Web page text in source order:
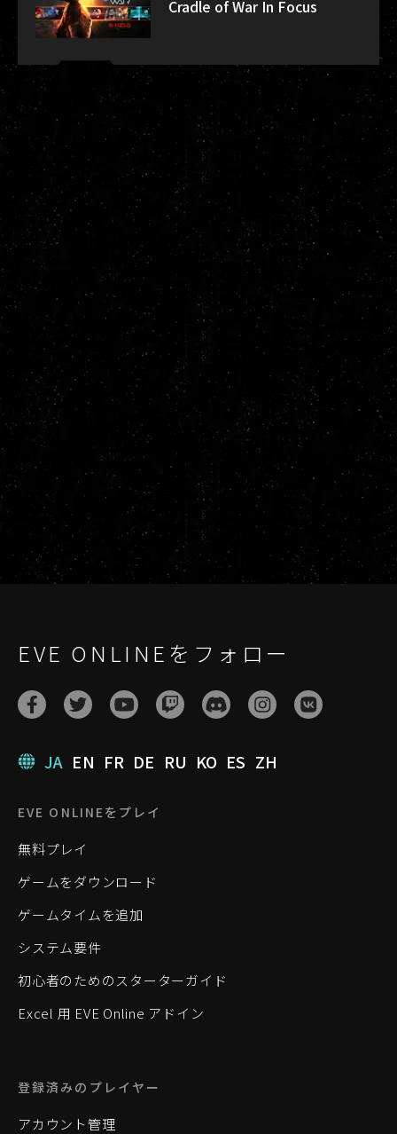
Cradle of War In Focus
EVE ONLINEをフォロー
JA EN FR DE RU KO ES ZH
EVE ONLINEをプレイ
無料プレイ
ゲームをダウンロード
ゲームタイムを追加
システム要件
初心者のためのスターターガイド
Excel 用 EVE Online アドイン
登録済みのプレイヤー
アカウント管理